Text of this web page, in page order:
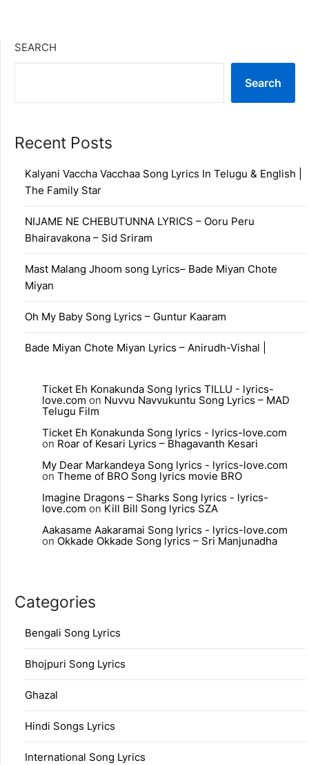
SEARCH
Search
Recent Posts
Kalyani Vaccha Vacchaa Song Lyrics In Telugu & English |
The Family Star
NIJAME NE CHEBUTUNNA LYRICS – Ooru Peru
Bhairavakona – Sid Sriram
Mast Malang Jhoom song Lyrics– Bade Miyan Chote
Miyan
Oh My Baby Song Lyrics – Guntur Kaaram
Bade Miyan Chote Miyan Lyrics – Anirudh-Vishal |
Ticket Eh Konakunda Song lyrics TILLU - lyrics-
love.com on Nuvvu Navvukuntu Song Lyrics – MAD
Telugu Film
Ticket Eh Konakunda Song lyrics - lyrics-love.com
on Roar of Kesari Lyrics – Bhagavanth Kesari
My Dear Markandeya Song lyrics - lyrics-love.com
on Theme of BRO Song lyrics movie BRO
Imagine Dragons – Sharks Song lyrics - lyrics-
love.com onKill Bill Song lyrics SZA
Aakasame Aakaramai Song lyrics - lyrics-love.com
on Okkade Okkade Song lyrics – Sri Manjunadha
Categories
Bengali Song Lyrics
Bhojpuri Song Lyrics
Ghazal
Hindi Songs Lyrics
International Song Lyrics